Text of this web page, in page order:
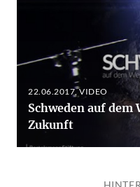
22.06.2017, VIDEO
Schweden auf
Zukunft